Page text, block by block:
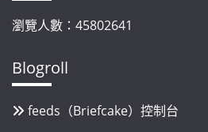
瀏覽人數：45802641
Blogroll
feeds（Briefcake）控制台